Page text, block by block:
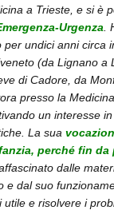
a Trieste, e si è
Urgenza
per undici anni circa
(da Lignano a
di Cadore, da
presso la
un interesse
La sua
perché fin
dalle
e dal suo
utile e risolvere i